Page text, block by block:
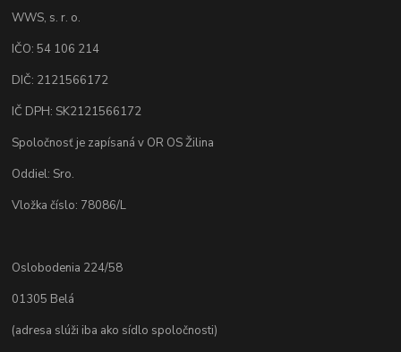
WWS, s. r. o.
IČO: 54 106 214
DIČ: 2121566172
IČ DPH: SK2121566172
Spoločnosť je zapísaná v OR OS Žilina
Oddiel: Sro.
Vložka číslo: 78086/L
Oslobodenia 224/58
01305 Belá
(adresa slúži iba ako sídlo spoločnosti)